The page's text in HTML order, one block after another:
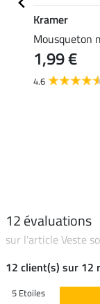
Kramer
Mousqueton
1,99 €
4.6
12 évaluations
sur l'article Veste
12 client(s) sur 12
5 Etoiles